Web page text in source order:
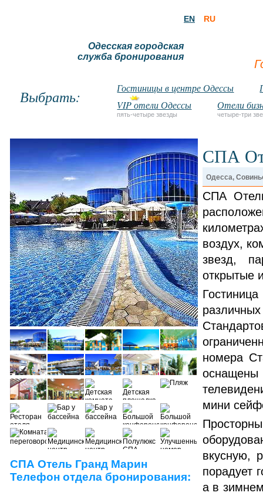
Одесская городская
служба бронирования
EN RU
Выбрать: Гостиницы в центре Одессы
VIP отели Одессы
пять-четыре звезды
Отели
четыре-три
СПА Отель Гранд Марин
Телефон отдела бронирования:
СПА
Одесса,
СПА
воздух,
звезд,
открытые
номера
мини
вкусную,
порадует
а в